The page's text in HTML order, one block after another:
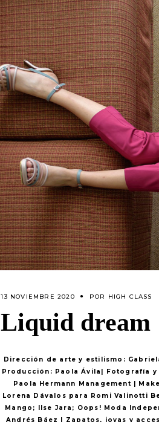
13 NOVIEMBRE 2020 POR HIGH CLASS
Liquid dream
Dirección de arte y estilismo:
Producción: Paola Ávila| Fotografía
Paola Hermann Management |
Lorena Dávalos para Romi Valinotti
Mango; Ilse Jara; Oops! Moda
Andrés Báez | Zapatos, joyas y